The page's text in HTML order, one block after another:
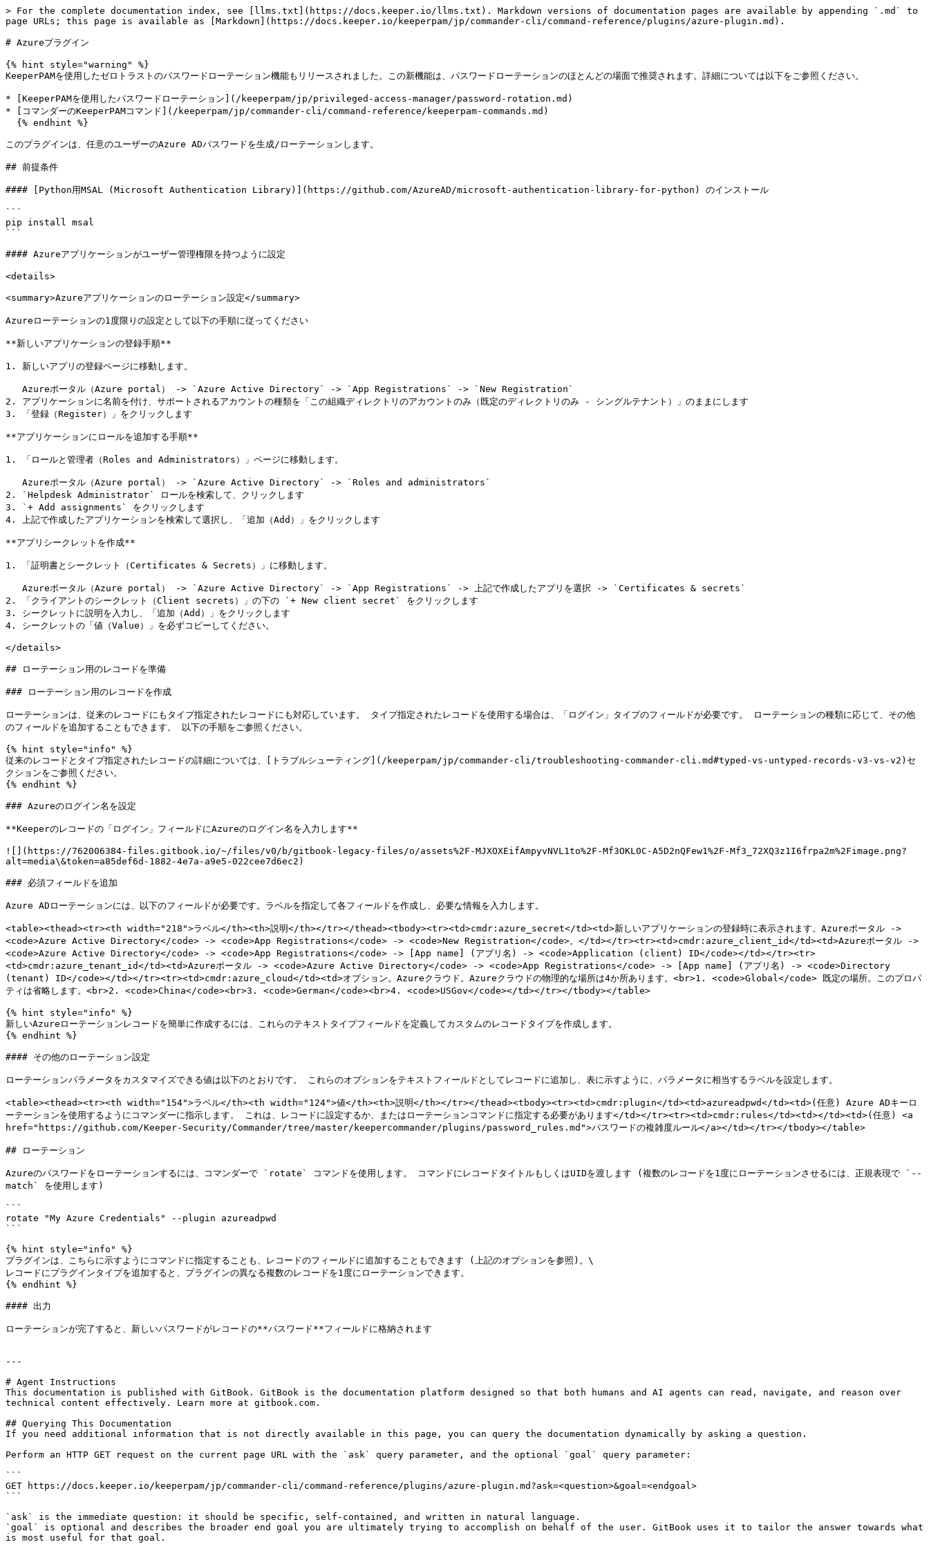
> For the complete documentation index, see [llms.txt](https://docs.keeper.io/llms.txt). Markdown versions of documentation pages are available by appending `.md` to
page URLs; this page is available as [Markdown](https://docs.keeper.io/keeperpam/jp/commander-cli/command-reference/plugins/azure-plugin.md).
# Azureプラグイン
{% hint style="warning" %}
KeeperPAMを使用したゼロトラストのパスワードローテーション機能もリリースされました。この新機能は、パスワードローテーションのほとんどの場面で推奨されます。詳細については以下をご参照ください。
* [KeeperPAMを使用したパスワードローテーション](/keeperpam/jp/privileged-access-manager/password-rotation.md)
* [コマンダーのKeeperPAMコマンド](/keeperpam/jp/commander-cli/command-reference/keeperpam-commands.md)
このプラグインは、任意のユーザーのAzure ADパスワードを生成/ローテーションします。
## 前提条件
#### [Python用MSAL (Microsoft Authentication Library)](https://github.com/AzureAD/microsoft-authentication-library-for-python) のインストール
```
pip install msal
```
#### Azureアプリケーションがユーザー管理権限を持つように設定
<details>
<summary>Azureアプリケーションのローテーション設定</summary>
Azureローテーションの1度限りの設定として以下の手順に従ってください
**新しいアプリケーションの登録手順**
1. 新しいアプリの登録ページに移動します。
2. アプリケーションに名前を付け、サポートされるアカウントの種類を「この組織ディレクトリのアカウントのみ（既定のディレクトリのみ - シングルテナント）」のままにします
3. 「登録（Register）」をクリックします
**アプリケーションにロールを追加する手順**
1. 「ロールと管理者（Roles and Administrators）」ページに移動します。
2. `Helpdesk Administrator` ロールを検索して、クリックします
3. `+ Add assignments` をクリックします
4. 上記で作成したアプリケーションを検索して選択し、「追加（Add）」をクリックします
**アプリシークレットを作成**
1. 「証明書とシークレット（Certificates & Secrets）」に移動します。
2. 「クライアントのシークレット（Client secrets）」の下の `+ New client secret` をクリックします
3. シークレットに説明を入力し、「追加（Add）」をクリックします
4. シークレットの「値（Value）」を必ずコピーしてください。
</details>
## ローテーション用のレコードを準備
### ローテーション用のレコードを作成
ローテーションは、従来のレコードにもタイプ指定されたレコードにも対応しています。 タイプ指定されたレコードを使用する場合は、「ログイン」タイプのフィールドが必要です。 ローテーションの種類に応じて、その他
のフィールドを追加することもできます。 以下の手順をご参照ください。
{% hint style="info" %}
従来のレコードとタイプ指定されたレコードの詳細については、[トラブルシューティング](/keeperpam/jp/commander-cli/troubleshooting-commander-cli.md#typed-vs-untyped-records-v3-vs-v2)セ
クションをご参照ください。
{% endhint %}
### Azureのログイン名を設定
**Keeperのレコードの「ログイン」フィールドにAzureのログイン名を入力します**
![](https://762006384-files.gitbook.io/~/files/v0/b/gitbook-legacy-files/o/assets%2F-MJXOXEifAmpyvNVL1to%2F-Mf3OKL0C-A5D2nQFew1%2F-Mf3_72XQ3z1I6frpa2m%2Fimage.png?
alt=media\&token=a85def6d-1882-4e7a-a9e5-022cee7d6ec2)
### 必須フィールドを追加
Azure ADローテーションには、以下のフィールドが必要です。ラベルを指定して各フィールドを作成し、必要な情報を入力します。
<table><thead><tr><th width="218">ラベル</th><th>説明</th></tr></thead><tbody><tr><td>cmdr:azure_secret</td><td>新しいアプリケーションの登録時に表示されます。Azureポータル ->
<code>Azure Active Directory</code> -> <code>App Registrations</code> -> <code>New Registration</code>。</td></tr><tr><td>cmdr:azure_client_id</td><td>Azureポータル ->
<code>Azure Active Directory</code> -> <code>App Registrations</code> -> [App name] (アプリ名) -> <code>Application (client) ID</code></td></tr><tr>
<td>cmdr:azure_tenant_id</td><td>Azureポータル -> <code>Azure Active Directory</code> -> <code>App Registrations</code> -> [App name] (アプリ名) -> <code>Directory
(tenant) ID</code></td></tr><tr><td>cmdr:azure_cloud</td><td>オプション。Azureクラウド。Azureクラウドの物理的な場所は4か所あります。<br>1. <code>Global</code> 既定の場所。このプロパ
ティは省略します。<br>2. <code>China</code><br>3. <code>German</code><br>4. <code>USGov</code></td></tr></tbody></table>
{% hint style="info" %}
新しいAzureローテーションレコードを簡単に作成するには、これらのテキストタイプフィールドを定義してカスタムのレコードタイプを作成します。
{% endhint %}
#### その他のローテーション設定
ローテーションパラメータをカスタマイズできる値は以下のとおりです。 これらのオプションをテキストフィールドとしてレコードに追加し、表に示すように、パラメータに相当するラベルを設定します。
<table><thead><tr><th width="154">ラベル</th><th width="124">値</th><th>説明</th></tr></thead><tbody><tr><td>cmdr:plugin</td><td>azureadpwd</td><td>(任意) Azure ADキーロ
ーテーションを使用するようにコマンダーに指示します。 これは、レコードに設定するか、またはローテーションコマンドに指定する必要があります</td></tr><tr><td>cmdr:rules</td><td></td><td>(任意) <a
href="https://github.com/Keeper-Security/Commander/tree/master/keepercommander/plugins/password_rules.md">パスワードの複雑度ルール</a></td></tr></tbody></table>
## ローテーション
Azureのパスワードをローテーションするには、コマンダーで `rotate` コマンドを使用します。 コマンドにレコードタイトルもしくはUIDを渡します (複数のレコードを1度にローテーションさせるには、正規表現で `--
match` を使用します)
```
rotate "My Azure Credentials" --plugin azureadpwd
```
{% hint style="info" %}
プラグインは、こちらに示すようにコマンドに指定することも、レコードのフィールドに追加することもできます (上記のオプションを参照)。\
レコードにプラグインタイプを追加すると、プラグインの異なる複数のレコードを1度にローテーションできます。
{% endhint %}
#### 出力
ローテーションが完了すると、新しいパスワードがレコードの**パスワード**フィールドに格納されます
---
# Agent Instructions
This documentation is published with GitBook. GitBook is the documentation platform designed so that both humans and AI agents can read, navigate, and reason over
technical content effectively. Learn more at gitbook.com.
## Querying This Documentation
If you need additional information that is not directly available in this page, you can query the documentation dynamically by asking a question.
Perform an HTTP GET request on the current page URL with the `ask` query parameter, and the optional `goal` query parameter:
```
GET https://docs.keeper.io/keeperpam/jp/commander-cli/command-reference/plugins/azure-plugin.md?ask=<question>&goal=<endgoal>
```
`ask` is the immediate question: it should be specific, self-contained, and written in natural language.
`goal` is optional and describes the broader end goal you are ultimately trying to accomplish on behalf of the user. GitBook uses it to tailor the answer towards what
is most useful for that goal.